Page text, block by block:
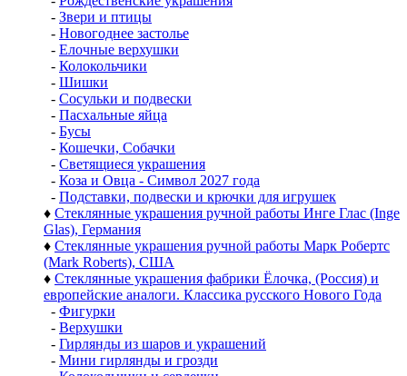
- Звери и птицы
- Новогоднее застолье
- Елочные верхушки
- Колокольчики
- Шишки
- Сосульки и подвески
- Пасхальные яйца
- Бусы
- Кошечки, Собачки
- Светящиеся украшения
- Коза и Овца - Символ 2027 года
- Подставки, подвески и крючки для игрушек
♦ Стеклянные украшения ручной работы Инге Глас (Inge
Glas), Германия
♦ Стеклянные украшения ручной работы Марк Робертс
(Mark Roberts), США
♦ Стеклянные украшения фабрики Ёлочка, (Россия) и
европейские аналоги. Классика русского Нового Года
- Фигурки
- Верхушки
- Гирлянды из шаров и украшений
- Мини гирлянды и грозди